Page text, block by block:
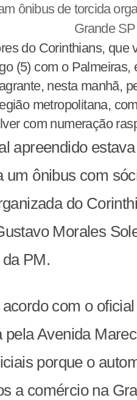
ônibus de torcida
Grande SP
do Corinthians, que
(5) com o Palmeiras,
nesta manhã,
metropolitana,
com numeração
apreendido
um ônibus com
do
Morales
PM.
com o
pela Avenida
porque o
a comércio na